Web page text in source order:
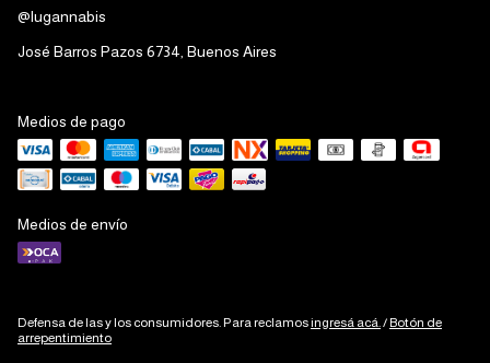
@lugannabis
José Barros Pazos 6734, Buenos Aires
Medios de pago
Medios de envío
Defensa de las y los consumidores. Para reclamosingresá acá./Botón de
arrepentimiento